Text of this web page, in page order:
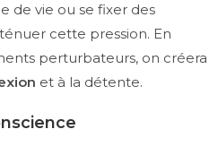
de vie ou se fixer des
cette pression. En
perturbateurs, on créera
et à la détente.